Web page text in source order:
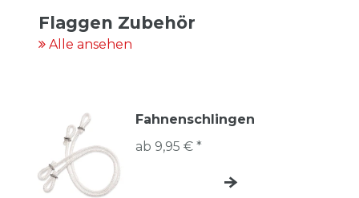
Flaggen Zubehör
Alle ansehen
Fahnenschlingen
ab 9,95 € *